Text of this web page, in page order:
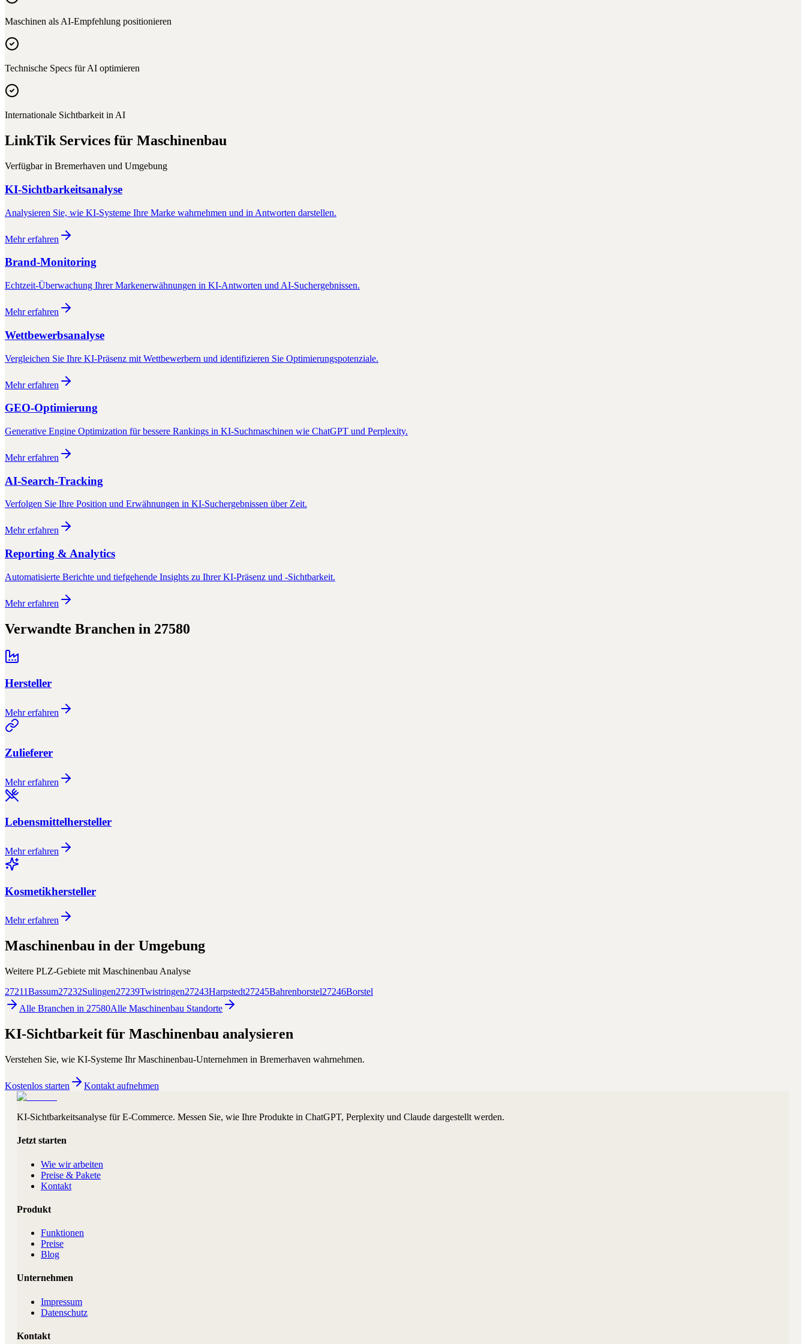
Maschinen als AI-Empfehlung positionieren
Technische Specs für AI optimieren
Internationale Sichtbarkeit in AI
LinkTik Services für Maschinenbau
Verfügbar in Bremerhaven und Umgebung
KI-Sichtbarkeitsanalyse
Analysieren Sie, wie KI-Systeme Ihre Marke wahrnehmen und in Antworten darstellen.
Mehr erfahren
Brand-Monitoring
Echtzeit-Überwachung Ihrer Markenerwähnungen in KI-Antworten und AI-Suchergebnissen.
Mehr erfahren
Wettbewerbsanalyse
Vergleichen Sie Ihre KI-Präsenz mit Wettbewerbern und identifizieren Sie Optimierungspotenziale.
Mehr erfahren
GEO-Optimierung
Generative Engine Optimization für bessere Rankings in KI-Suchmaschinen wie ChatGPT und Perplexity.
Mehr erfahren
AI-Search-Tracking
Verfolgen Sie Ihre Position und Erwähnungen in KI-Suchergebnissen über Zeit.
Mehr erfahren
Reporting & Analytics
Automatisierte Berichte und tiefgehende Insights zu Ihrer KI-Präsenz und -Sichtbarkeit.
Mehr erfahren
Verwandte Branchen in 27580
Hersteller
Mehr erfahren
Zulieferer
Mehr erfahren
Lebensmittelhersteller
Mehr erfahren
Kosmetikhersteller
Mehr erfahren
Maschinenbau in der Umgebung
Weitere PLZ-Gebiete mit Maschinenbau Analyse
27211Bassum27232Sulingen27239Twistringen27243Harpstedt27245Bahrenborstel27246Borstel
Alle Branchen in 27580Alle Maschinenbau Standorte
KI-Sichtbarkeit für Maschinenbau analysieren
Verstehen Sie, wie KI-Systeme IhrMaschinenbau-Unternehmen in Bremerhaven wahrnehmen.
Kostenlos starten Kontakt aufnehmen
KI-Sichtbarkeitsanalyse für E-Commerce. Messen Sie, wie Ihre Produkte in ChatGPT, Perplexity und Claude dargestellt werden.
Jetzt starten
Wie wir arbeiten
Preise & Pakete
Kontakt
Produkt
Funktionen
Preise
Blog
Unternehmen
Impressum
Datenschutz
Kontakt